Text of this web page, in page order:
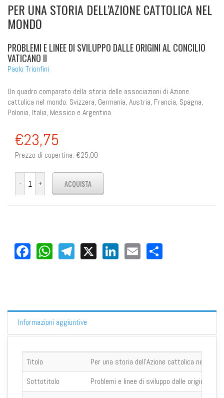
PER UNA STORIA DELL’AZIONE CATTOLICA NEL
MONDO
PROBLEMI E LINEE DI SVILUPPO DALLE ORIGINI AL CONCILIO
VATICANO II
Paolo Trionfini
Un quadro comparato della storia delle associazioni di Azione
cattolica nel mondo: Svizzera, Germania, Austria, Francia, Spagna,
Polonia, Italia, Messico e Argentina.
€23,75
Prezzo di copertina: €25,00
Facebook
WhatsApp
Telegram
X LinkedIn
Email
Informazioni aggiuntive
Titolo
Per una storia dell’Azione cattolica nel
Sottotitolo
Problemi e linee di sviluppo dalle origini al